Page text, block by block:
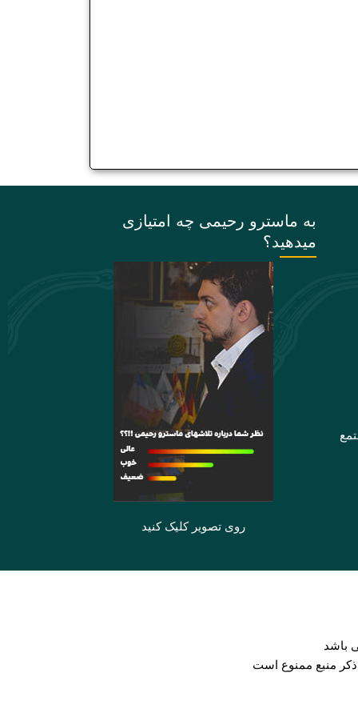
به ماسترو رحیمی چه امتیازی
میدهید؟
روی تصویر کلیک کنید
باشد
ذکر منبع ممنوع است